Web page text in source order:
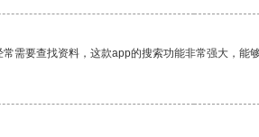
需要查找资料，这款app的搜索功能非常强大，能